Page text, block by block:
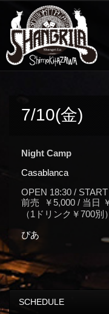
7/10(金)
Night Camp
Casablanca
OPEN 18:30 /
前売 ￥5,000 / 当日
（1ドリンク￥700別）
ぴあ
SCHEDULE